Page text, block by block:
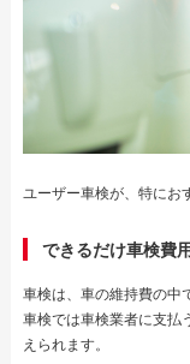
ユーザー車検が、特にお
できるだけ車検費
車検は、車の維持費の中
車検では車検業者に支払
えられます。